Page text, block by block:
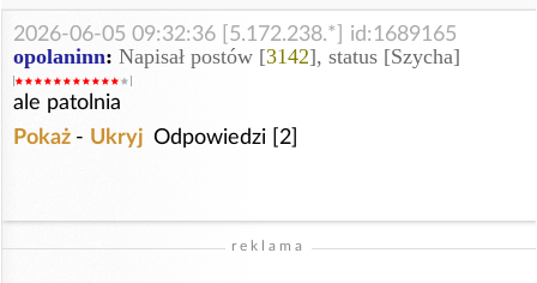
2026-06-05 09:32:36 [5.172.238.*] id:1689165
opolaninn: Napisał postów [3142], status [Szycha]
ale patolnia
Pokaż - Ukryj Odpowiedzi [2]
reklama